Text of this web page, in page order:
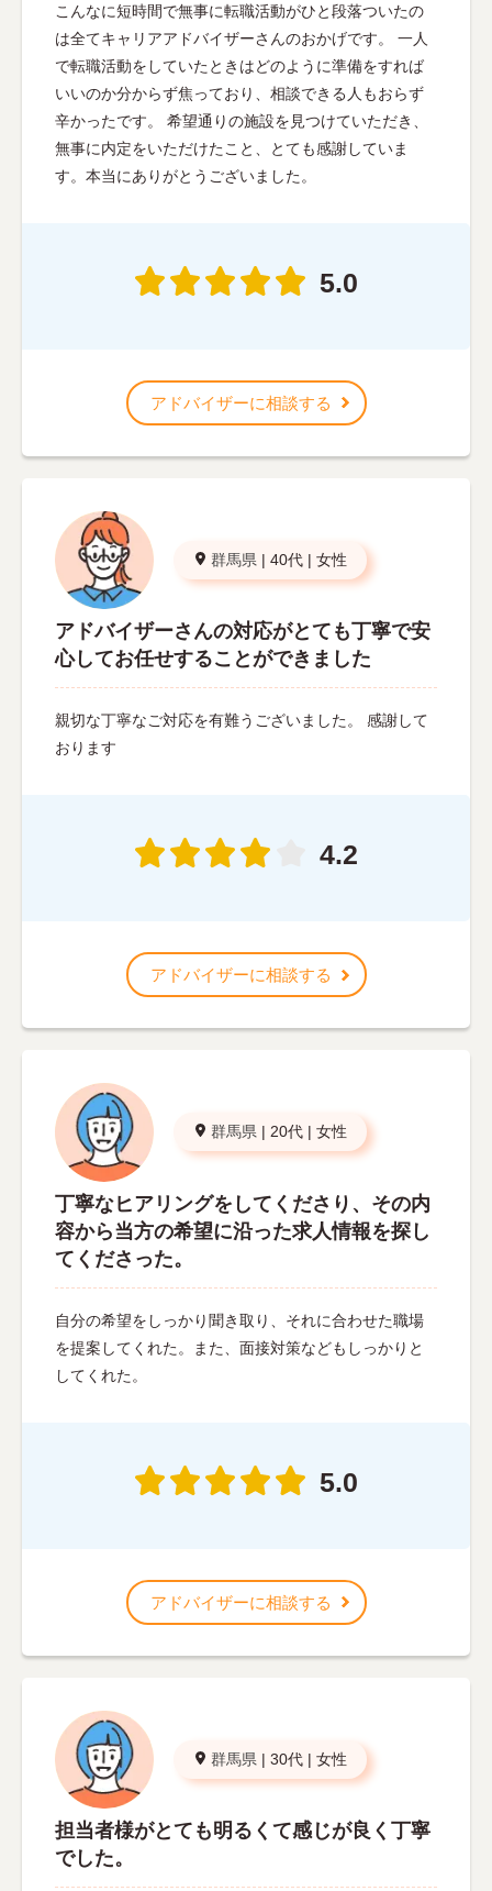
こんなに短時間で無事に転職活動がひと段落ついたの
は全てキャリアアドバイザーさんのおかげです。 一人
で転職活動をしていたときはどのように準備をすれば
いいのか分からず焦っており、相談できる人もおらず
辛かったです。 希望通りの施設を見つけていただき、
無事に内定をいただけたこと、とても感謝していま
す。本当にありがとうございました。
5.0
アドバイザーに相談する
群馬県 | 40代 | 女性
アドバイザーさんの対応がとても丁寧で安
心してお任せすることができました
親切な丁寧なご対応を有難うございました。 感謝して
おります
4.2
アドバイザーに相談する
群馬県 | 20代 | 女性
丁寧なヒアリングをしてくださり、その内
容から当方の希望に沿った求人情報を探し
てくださった。
自分の希望をしっかり聞き取り、それに合わせた職場
を提案してくれた。また、面接対策などもしっかりと
してくれた。
5.0
アドバイザーに相談する
群馬県 | 30代 | 女性
担当者様がとても明るくて感じが良く丁寧
でした。